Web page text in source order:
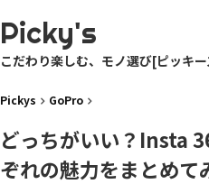
Picky's
こだわり楽しむ、モノ選び[ピッキ
Pickys GoPro
どっちがいい？Insta
ぞれの魅力をまとめて